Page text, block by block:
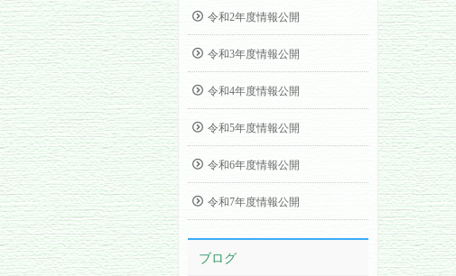
令和2年度情報公開
令和3年度情報公開
令和4年度情報公開
令和5年度情報公開
令和6年度情報公開
令和7年度情報公開
ブログ